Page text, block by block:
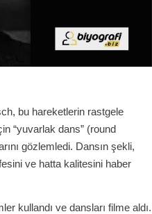
bu hareketlerin rastgele
“yuvarlak dans” (round
gözlemledi. Dansın şekli,
ve hatta kalitesini haber
kullandı ve dansları filme aldı.